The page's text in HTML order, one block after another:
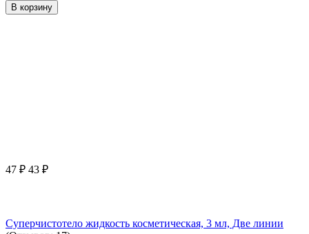
В корзину
47 ₽ 43 ₽
Суперчистотело жидкость косметическая, 3 мл, Две линии